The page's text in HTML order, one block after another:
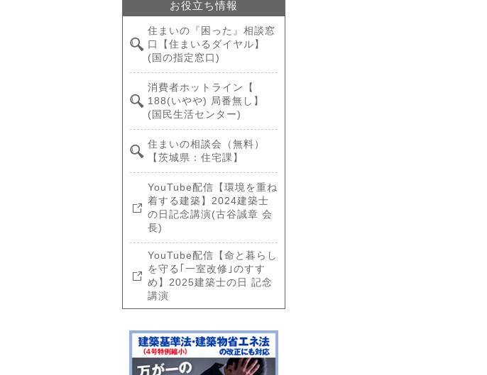
お役立ち情報
住まいの『困った』相談窓
口【住まいるダイヤル】
(国の指定窓口)
消費者ホットライン【
188(いやや) 局番無し】
(国民生活センター)
住まいの相談会（無料）
【茨城県：住宅課】
YouTube配信【環境を重ね
着する建築】2024建築士
の日記念講演(古谷誠章 会
長)
YouTube配信【命と暮らし
を守る｢一室改修｣のすす
め】2025建築士の日 記念
講演